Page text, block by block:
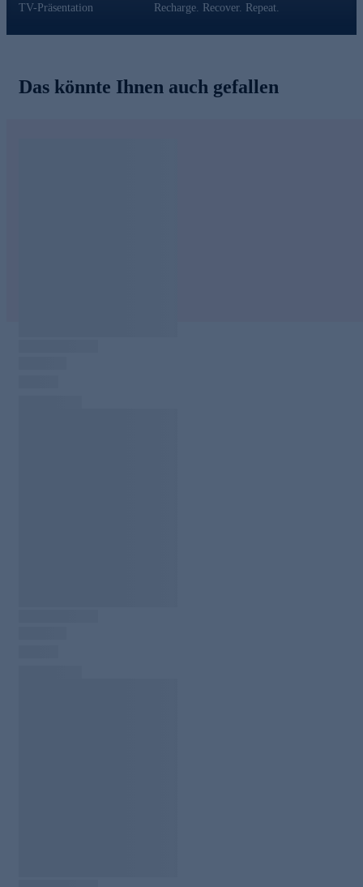
TV-Präsentation Recharge. Recover. Repeat.
Das könnte Ihnen auch gefallen